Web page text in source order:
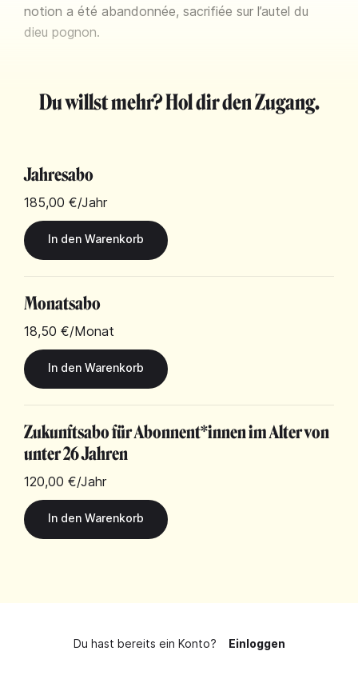
notion a été abandonnée, sacrifiée sur l’autel du
dieu pognon.
Du willst mehr? Hol dir den Zugang.
Jahresabo
185,00 €/Jahr
Monatsabo
18,50 €/Monat
Zukunftsabo für Abonnent*innen im Alter von
unter 26 Jahren
120,00 €/Jahr
Du hast bereits ein Konto? Einloggen